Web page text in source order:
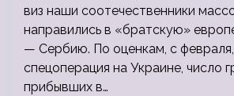
виз наши соотечественники
направились в «братскую»
— Сербию. По оценкам, с февраля,
спецоперация на Украине, число
прибывших в…